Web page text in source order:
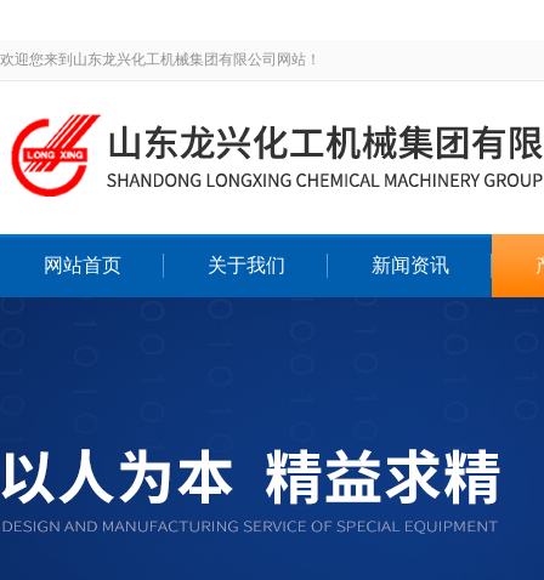
欢迎您来到山东龙兴化工机械集团有限公司网站！
网站首页 关于我们 新闻资讯